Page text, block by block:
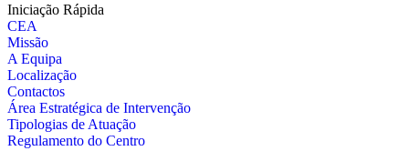
Iniciação Rápida
CEA
Missão
A Equipa
Localização
Contactos
Área Estratégica de Intervenção
Tipologias de Atuação
Regulamento do Centro